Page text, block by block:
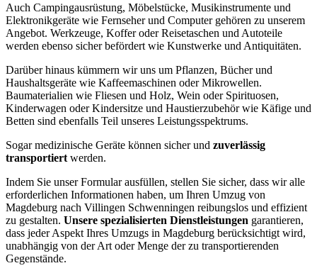
Auch Campingausrüstung, Möbelstücke, Musikinstrumente und
Elektronikgeräte wie Fernseher und Computer gehören zu unserem
Angebot. Werkzeuge, Koffer oder Reisetaschen und Autoteile
werden ebenso sicher befördert wie Kunstwerke und Antiquitäten.
Darüber hinaus kümmern wir uns um Pflanzen, Bücher und
Haushaltsgeräte wie Kaffeemaschinen oder Mikrowellen.
Baumaterialien wie Fliesen und Holz, Wein oder Spirituosen,
Kinderwagen oder Kindersitze und Haustierzubehör wie Käfige und
Betten sind ebenfalls Teil unseres Leistungsspektrums.
Sogar medizinische Geräte können sicher und zuverlässig
transportiert werden.
Indem Sie unser Formular ausfüllen, stellen Sie sicher, dass wir alle
erforderlichen Informationen haben, um Ihren Umzug von
Magdeburg nach Villingen Schwenningen⁠ reibungslos und effizient
zu gestalten. Unsere spezialisierten Dienstleistungen garantieren,
dass jeder Aspekt Ihres Umzugs in Magdeburg berücksichtigt wird,
unabhängig von der Art oder Menge der zu transportierenden
Gegenstände.